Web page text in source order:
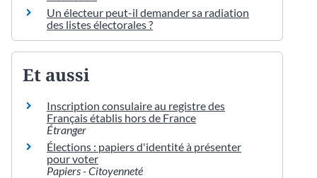
Un électeur peut-il demander sa radiation
des listes électorales ?
Et aussi
Inscription consulaire au registre des
Français établis hors de France
Étranger
Élections : papiers d'identité à présenter
pour voter
Papiers - Citoyenneté